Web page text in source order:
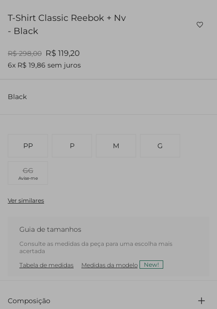
T-Shirt Classic Reebok + Nv
- Black
R$ 298,00 R$ 119,20
6x R$ 19,86 sem juros
Black
PP P M G
GG
Avise-me
Ver similares
Guia de tamanhos
Consulte as medidas da peça para uma escolha mais
acertada
Tabela de medidas
Medidas da modelo New!
Composição